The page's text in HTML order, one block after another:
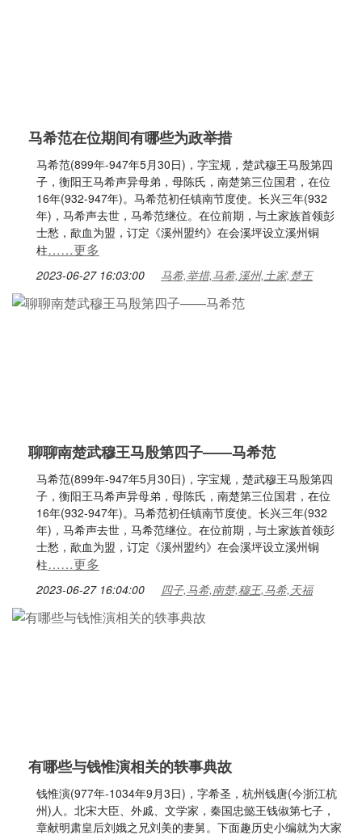
马希范在位期间有哪些为政举措
马希范(899年-947年5月30日)，字宝规，楚武穆王马殷第四
子，衡阳王马希声异母弟，母陈氏，南楚第三位国君，在位
16年(932-947年)。马希范初任镇南节度使。长兴三年(932
年)，马希声去世，马希范继位。在位前期，与土家族首领彭
士愁，歃血为盟，订定《溪州盟约》在会溪坪设立溪州铜
柱……更多
2023-06-27 16:03:00 马希,举措,马希,溪州,土家,楚王
聊聊南楚武穆王马殷第四子——马希范
马希范(899年-947年5月30日)，字宝规，楚武穆王马殷第四
子，衡阳王马希声异母弟，母陈氏，南楚第三位国君，在位
16年(932-947年)。马希范初任镇南节度使。长兴三年(932
年)，马希声去世，马希范继位。在位前期，与土家族首领彭
士愁，歃血为盟，订定《溪州盟约》在会溪坪设立溪州铜
柱……更多
2023-06-27 16:04:00 四子,马希,南楚,穆王,马希,天福
有哪些与钱惟演相关的轶事典故
钱惟演(977年-1034年9月3日)，字希圣，杭州钱唐(今浙江杭
州)人。北宋大臣、外戚、文学家，秦国忠懿王钱俶第七子，
章献明肃皇后刘娥之兄刘美的妻舅。下面趣历史小编就为大家